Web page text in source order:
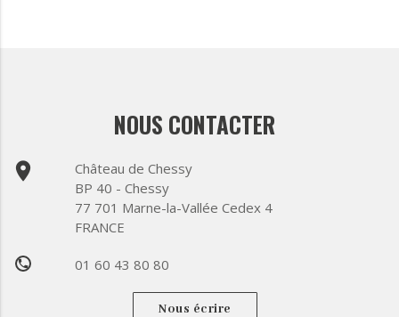
NOUS CONTACTER
place
Château de Chessy
BP 40 - Chessy
77 701 Marne-la-Vallée Cedex 4
FRANCE
phone 01 60 43 80 80
Nous écrire